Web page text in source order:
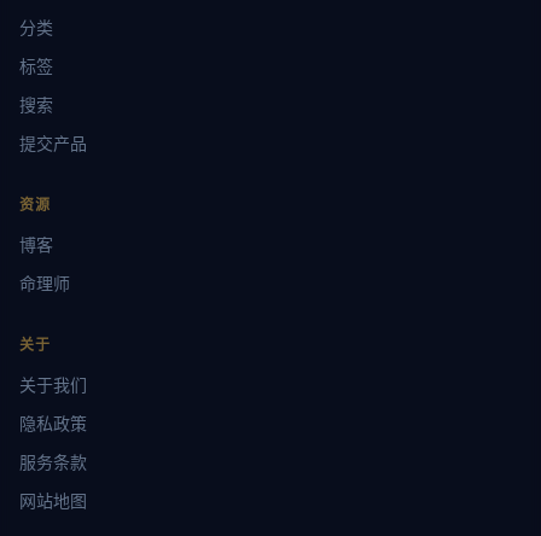
分类
标签
搜索
提交产品
资源
博客
命理师
关于
关于我们
隐私政策
服务条款
网站地图